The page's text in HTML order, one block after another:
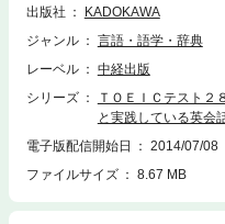
出版社
KADOKAWA
ジャンル
言語・語学・辞典
レーベル
中経出版
シリーズ
ＴＯＥＩＣテスト２
と実践している英会
電子版配信開始日
2014/07/08
ファイルサイズ
8.67 MB